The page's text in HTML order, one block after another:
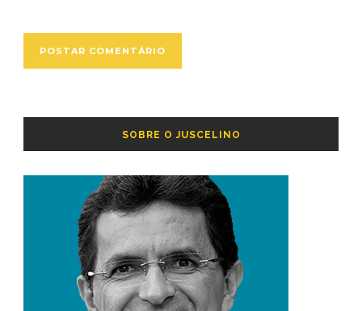
SOBRE O JUSCELINO